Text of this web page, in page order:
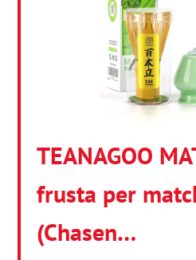
TEANAGOO
frusta per
(Chasen…